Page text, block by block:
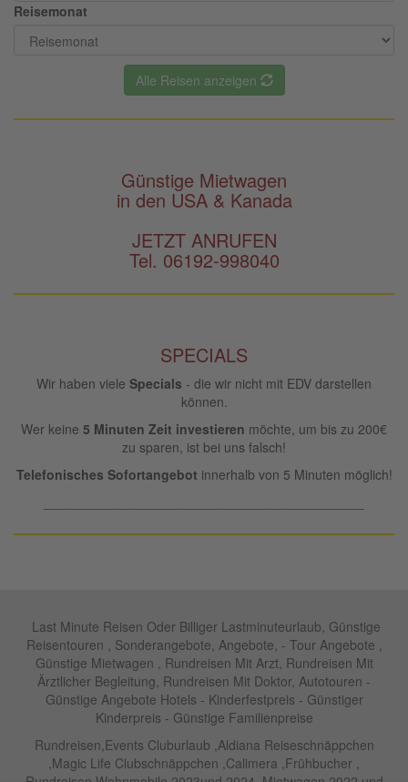
Reisemonat
Alle Reisen anzeigen
Günstige Mietwagen
in den USA & Kanada
JETZT ANRUFEN
Tel. 06192-998040
SPECIALS
Wir haben viele Specials - die wir nicht mit EDV darstellen
können.
Wer keine 5 Minuten Zeit investieren möchte, um bis zu 200€
zu sparen, ist bei uns falsch!
Telefonisches Sofortangebot innerhalb von 5 Minuten möglich!
Last Minute Reisen Oder Billiger Lastminuteurlaub, Günstige
Reisentouren , Sonderangebote, Angebote, - Tour Angebote ,
Günstige Mietwagen , Rundreisen Mit Arzt, Rundreisen Mit
Ärztlicher Begleitung, Rundreisen Mit Doktor, Autotouren -
Günstige Angebote Hotels - Kinderfestpreis - Günstiger
Kinderpreis - Günstige Familienpreise
Rundreisen,Events Cluburlaub ,Aldiana Reiseschnäppchen
,Magic Life Clubschnäppchen ,Calimera ,Frühbucher ,